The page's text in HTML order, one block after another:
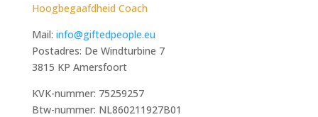
Hoogbegaafdheid Coach
Mail: info@giftedpeople.eu
Postadres: De Windturbine 7
3815 KP Amersfoort
KVK-nummer: 75259257
Btw-nummer: NL860211927B01